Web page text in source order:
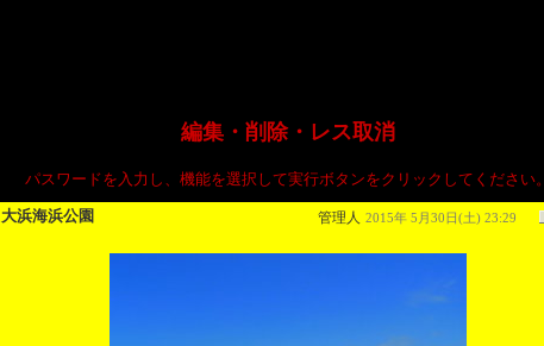
編集・削除・レス取消
パスワードを入力し、機能を選択して実行ボタンをクリックしてください。
大浜海浜公園 管理人 2015年 5月30日(土) 23:29